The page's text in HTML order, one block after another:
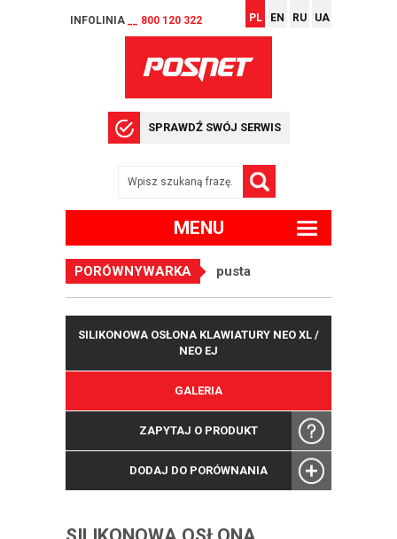
INFOLINIA __ 800 120 322 PL EN RU UA
SPRAWDŹ SWÓJ SERWIS
MENU
PORÓWNYWARKA pusta
SILIKONOWA OSŁONA KLAWIATURY NEO XL /
NEO EJ
GALERIA
ZAPYTAJ O PRODUKT
DODAJ DO PORÓWNANIA